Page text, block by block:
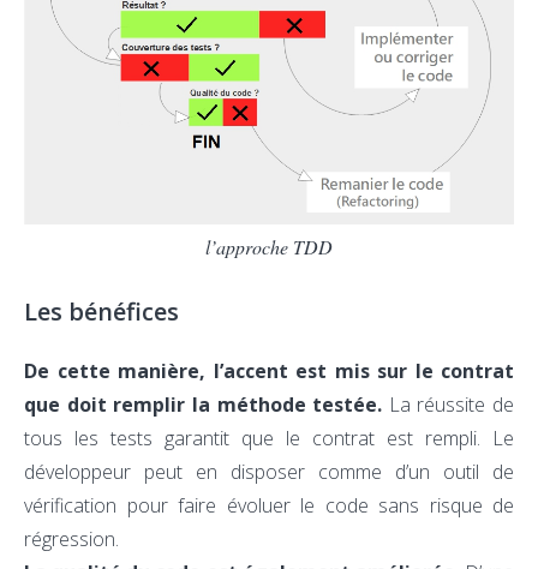
l’approche TDD
Les bénéfices
De cette manière, l’accent est mis sur le contrat
que doit remplir la méthode testée. La réussite de
tous les tests garantit que le contrat est rempli. Le
développeur peut en disposer comme d’un outil de
vérification pour faire évoluer le code sans risque de
régression.